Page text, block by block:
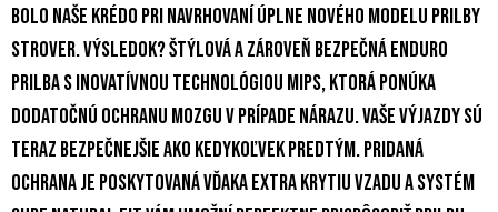
bolo naše krédo pri navrhovaní úplne nového modelu prilby
STROVER. Výsledok? Štýlová a zároveň bezpečná enduro
prilba s inovatívnou technológiou MIPS, ktorá ponúka
dodatočnú ochranu mozgu v prípade nárazu. Vaše výjazdy sú
teraz bezpečnejšie ako kedykoľvek predtým. Pridaná
ochrana je poskytovaná vďaka extra krytiu vzadu a systém